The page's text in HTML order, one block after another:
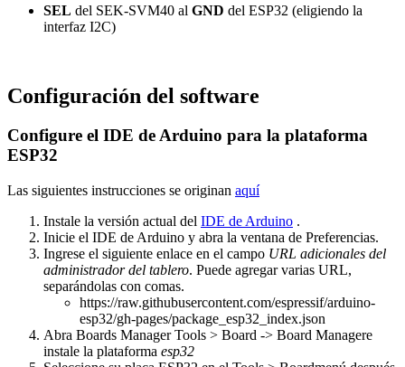
SEL del SEK-SVM40 al GND del ESP32 (eligiendo la
interfaz I2C)
Configuración del software
Configure el IDE de Arduino para la plataforma
ESP32
Las siguientes instrucciones se originan aquí
Instale la versión actual del IDE de Arduino .
Inicie el IDE de Arduino y abra la ventana de Preferencias.
Ingrese el siguiente enlace en el campo URL adicionales del
administrador del tablero. Puede agregar varias URL,
separándolas con comas.
https://raw.githubusercontent.com/espressif/arduino-
esp32/gh-pages/package_esp32_index.json
Abra Boards Manager Tools > Board -> Board Managere
instale la plataforma esp32